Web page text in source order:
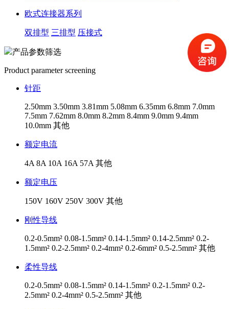
欧式连接器系列
双排型 三排型 压接式
产品参数筛选
Product parameter screening
针距
2.50mm 3.50mm 3.81mm 5.08mm 6.35mm 6.8mm 7.0mm
7.5mm 7.62mm 8.0mm 8.2mm 8.4mm 9.0mm 9.4mm
10.0mm 其他
额定电流
4A 8A 10A 16A 57A 其他
额定电压
150V 160V 250V 300V 其他
刚性导线
0.2-0.5mm² 0.08-1.5mm² 0.14-1.5mm² 0.14-2.5mm² 0.2-
1.5mm² 0.2-2.5mm² 0.2-4mm² 0.2-6mm² 0.5-2.5mm² 其他
柔性导线
0.2-0.5mm² 0.08-1.5mm² 0.14-1.5mm² 0.2-1.5mm² 0.2-
2.5mm² 0.2-4mm² 0.5-2.5mm² 其他